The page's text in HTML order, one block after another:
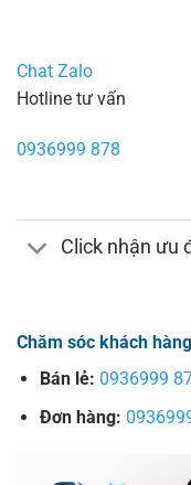
Chat Zalo
Hotline tư vấn
0936999 878
Click nhận ưu
Chăm sóc khách hàng
Bán lẻ: 0936999
Đơn hàng: